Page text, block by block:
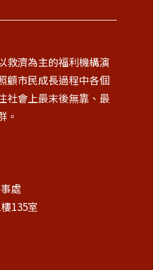
救濟為主的福利機構演
顧市民成長過程中各個
社會上最末後無靠、最
。
處
135室